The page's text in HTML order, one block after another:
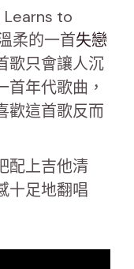
Learns to
柔的一首失戀
歌只會讓人沉
年代歌曲，
歡這首歌反而
配上吉他清
十足地翻唱